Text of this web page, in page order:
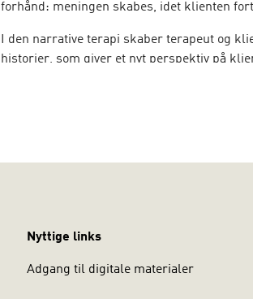
forhånd: meningen skabes, idet klienten
I den narrative terapi skaber terapeut og
historier, som giver et nyt perspektiv på
Nyttige links
Adgang til digitale materialer